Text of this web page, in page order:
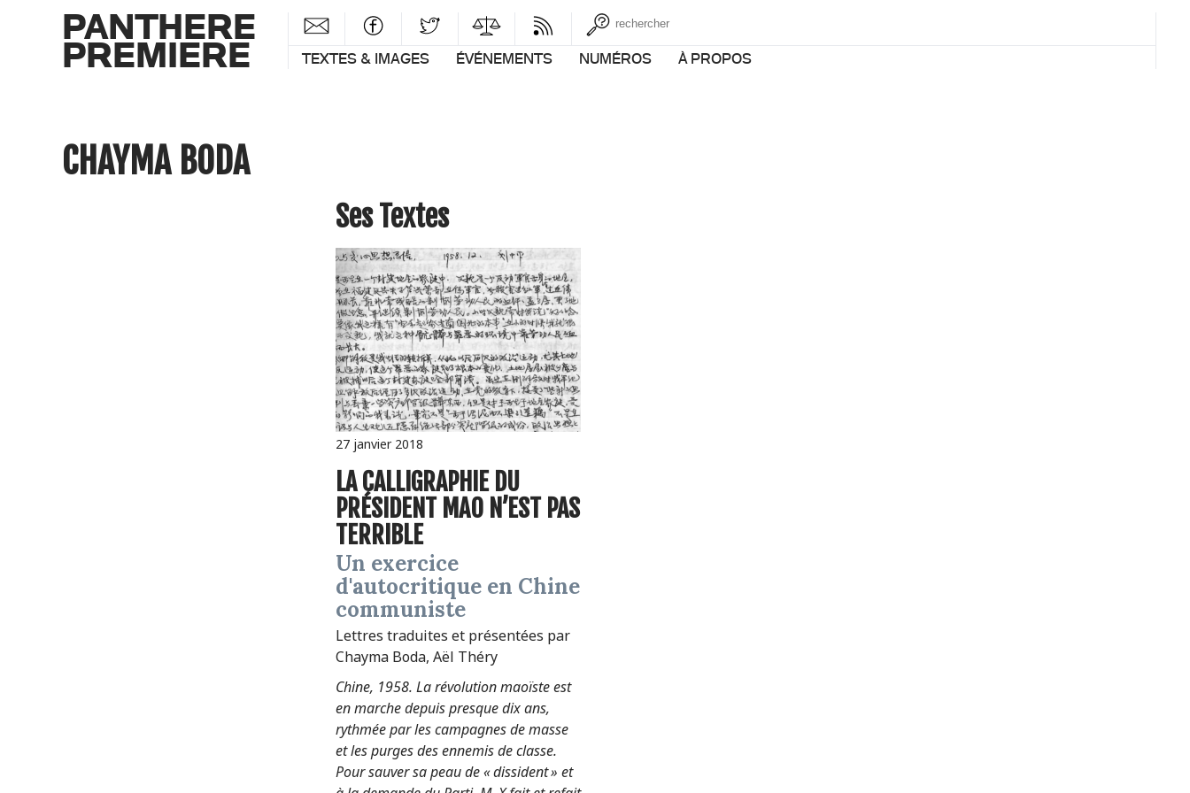
PANTHERE
PREMIERE TEXTES & IMAGES ÉVÉNEMENTS NUMÉROS À PROPOS
CHAYMA BODA
Ses Textes
27 janvier 2018
LA CALLIGRAPHIE DU
PRÉSIDENT MAO N’EST PAS
TERRIBLE
Un exercice
d'autocritique en Chine
communiste
Lettres traduites et présentées par
Chayma Boda, Aël Théry
Chine, 1958. La révolution maoïste est
en marche depuis presque dix ans,
rythmée par les campagnes de masse
et les purges des ennemis de classe.
Pour sauver sa peau de « dissident » et